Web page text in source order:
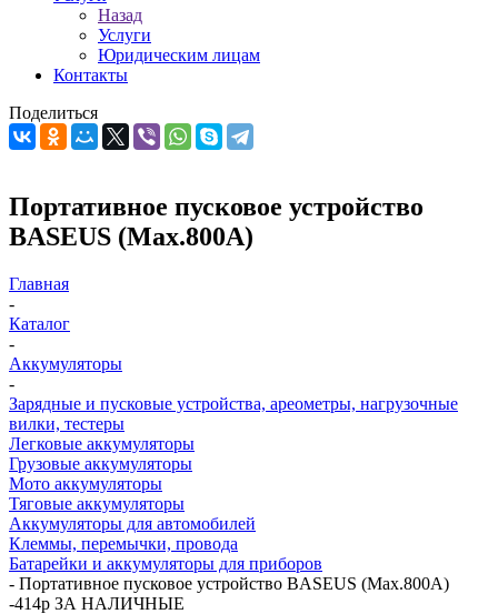
Назад
Услуги
Юридическим лицам
Контакты
Поделиться
Портативное пусковое устройство
BASEUS (Max.800A)
Главная
-
Каталог
-
Аккумуляторы
-
Зарядные и пусковые устройства, ареометры, нагрузочные
вилки, тестеры
Легковые аккумуляторы
Грузовые аккумуляторы
Мото аккумуляторы
Тяговые аккумуляторы
Аккумуляторы для автомобилей
Клеммы, перемычки, провода
Батарейки и аккумуляторы для приборов
- Портативное пусковое устройство BASEUS (Max.800A)
-414р ЗА НАЛИЧНЫЕ